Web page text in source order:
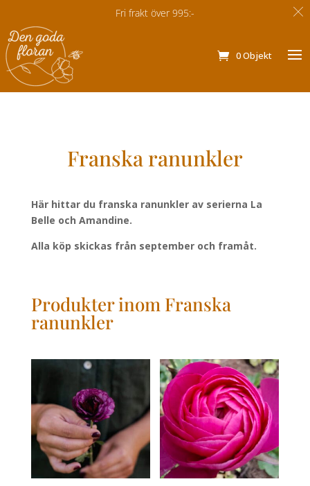
Fri frakt från 995:-
0 Objekt
Franska ranunkler
Här hittar du franska ranunkler av serierna La
Belle och Amandine.
Alla köp skickas från september och framåt.
Produkter inom Franska
ranunkler
Fri frakt över 995:-